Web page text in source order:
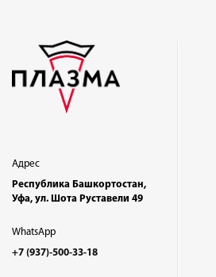
Адрес
Республика Башкортостан,
Уфа, ул. Шота Руставели 49
WhatsApp
+7 (937)-500-33-18